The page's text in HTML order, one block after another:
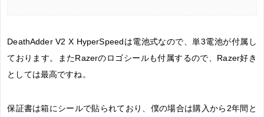
DeathAdder V2 X HyperSpeedは電池式なので、単3電池が付属し
ております。またRazerのロゴシールも付属するので、Razer好き
としては最高ですね。
保証書は箱にシールで貼られており、僕の場合は購入から2年間と